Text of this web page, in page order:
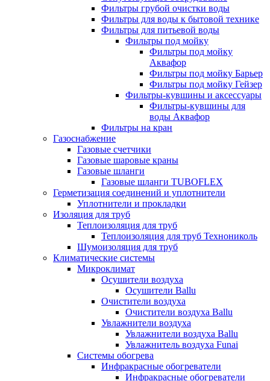
Фильтры грубой очистки воды
Фильтры для воды к бытовой технике
Фильтры для питьевой воды
Фильтры под мойку
Фильтры под мойку
Аквафор
Фильтры под мойку Барьер
Фильтры под мойку Гейзер
Фильтры-кувшины и аксессуары
Фильтры-кувшины для
воды Аквафор
Фильтры на кран
Газоснабжение
Газовые счетчики
Газовые шаровые краны
Газовые шланги
Газовые шланги TUBOFLEX
Герметизация соединений и уплотнители
Уплотнители и прокладки
Изоляция для труб
Теплоизоляция для труб
Теплоизоляция для труб Технониколь
Шумоизоляция для труб
Климатические системы
Микроклимат
Осушители воздуха
Осушители Ballu
Очистители воздуха
Очистители воздуха Ballu
Увлажнители воздуха
Увлажнители воздуха Ballu
Увлажнитель воздуха Funai
Системы обогрева
Инфракрасные обогреватели
Инфракрасные обогреватели